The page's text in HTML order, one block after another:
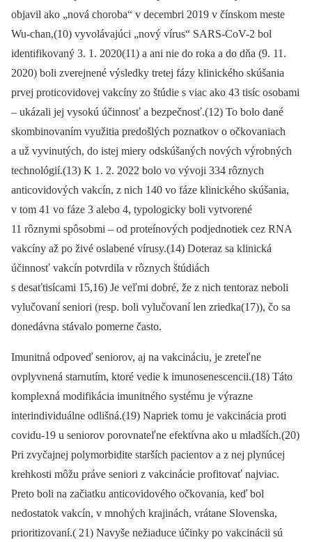
objavil ako „nová choroba“ v decembri 2019 v čínskom meste
Wu-chan,(10) vyvolávajúci „nový vírus“ SARS-CoV-2 bol
identifikovaný 3. 1. 2020(11) a ani nie do roka a do dňa (9. 11.
2020) boli zverejnené výsledky tretej fázy klinického skúšania
prvej proticovidovej vakcíny zo štúdie s viac ako 43 tisíc osobami
–⁠ ukázali jej vysokú účinnosť a bezpečnosť.(12) To bolo dané
skombinovaním využitia predošlých poznatkov o očkovaniach
a už vyvinutých, do istej miery odskúšaných nových výrobných
technológií.(13) K 1. 2. 2022 bolo vo vývoji 334 rôznych
anticovidových vakcín, z nich 140 vo fáze klinického skúšania,
v tom 41 vo fáze 3 alebo 4, typologicky boli vytvorené
11 rôznymi spôsobmi –⁠ od proteínových podjednotiek cez RNA
vakcíny až po živé oslabené vírusy.(14) Doteraz sa klinická
účinnosť vakcín potvrdila v rôznych štúdiách
s desaťtisícami 15,16) Je veľmi dobré, že z nich tentoraz neboli
vylučovaní seniori (resp. boli vylučovaní len zriedka(17)), čo sa
donedávna stávalo pomerne často.
Imunitná odpoveď seniorov, aj na vakcináciu, je zreteľne
ovplyvnená starnutím, ktoré vedie k imunosenescencii.(18) Táto
komplexná modifikácia imunitného systému je výrazne
interindividuálne odlišná.(19) Napriek tomu je vakcinácia proti
covidu-19 u seniorov porovnateľne efektívna ako u mladších.(20)
Pri zvyčajnej polymorbidite starších pacientov a z nej plynúcej
krehkosti môžu práve seniori z vakcinácie profitovať najviac.
Preto boli na začiatku anticovidového očkovania, keď bol
nedostatok vakcín, v mnohých krajinách, vrátane Slovenska,
prioritizovaní.( 21) Navyše nežiaduce účinky po vakcinácii sú